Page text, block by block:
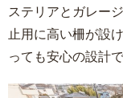
ステリアとガレー
止用に高い柵が設
っても安心の設計で